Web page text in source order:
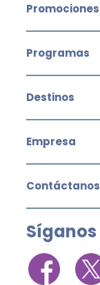
Promociones
Programas
Destinos
Empresa
Contáctanos
Síganos